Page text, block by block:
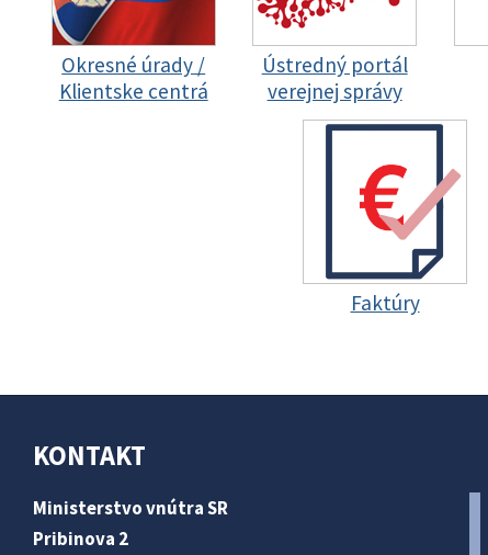
Okresné úrady /
Klientske centrá
Ústredný portál
verejnej správy
Faktúry
KONTAKT
Ministerstvo vnútra SR
Pribinova 2